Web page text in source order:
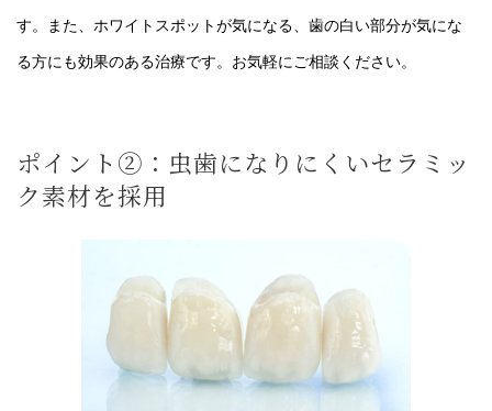
す。また、ホワイトスポットが気になる、歯の白い部分が気にな
る方にも効果のある治療です。お気軽にご相談ください。
ポイント②：虫歯になりにくいセラミッ
ク素材を採用